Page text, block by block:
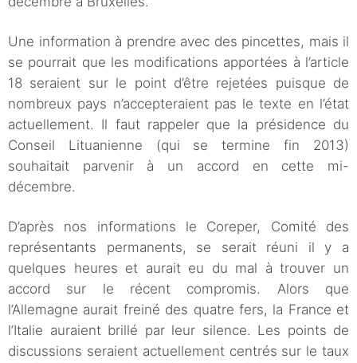
Une information à prendre avec des pincettes, mais il
se pourrait que les modifications apportées à l’article
18 seraient sur le point d’être rejetées puisque de
nombreux pays n’accepteraient pas le texte en l’état
actuellement. Il faut rappeler que la présidence du
Conseil Lituanienne (qui se termine fin 2013)
souhaitait parvenir à un accord en cette mi-
décembre.
D’après nos informations le Coreper, Comité des
représentants permanents, se serait réuni il y a
quelques heures et aurait eu du mal à trouver un
accord sur le récent compromis. Alors que
l’Allemagne aurait freiné des quatre fers, la France et
l’Italie auraient brillé par leur silence. Les points de
discussions seraient actuellement centrés sur le taux